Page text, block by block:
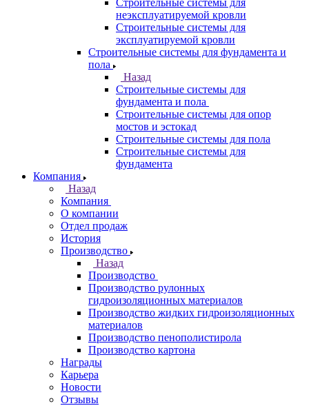
Строительные системы для
неэксплуатируемой кровли
Строительные системы для
эксплуатируемой кровли
Строительные системы для фундамента и
пола
Назад
Строительные системы для
фундамента и пола
Строительные системы для опор
мостов и эстокад
Строительные системы для пола
Строительные системы для
фундамента
Компания
Назад
Компания
О компании
Отдел продаж
История
Производство
Назад
Производство
Производство рулонных
гидроизоляционных материалов
Производство жидких гидроизоляционных
материалов
Производство пенополистирола
Производство картона
Награды
Карьера
Новости
Отзывы